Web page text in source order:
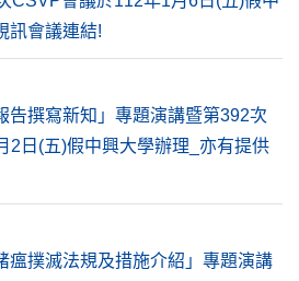
訊會議連結!
告撰寫新知」專題演講暨第392次
2日(五)假中興大學辦理_亦有提供
瘟撲滅法規及措施介紹」專題演講